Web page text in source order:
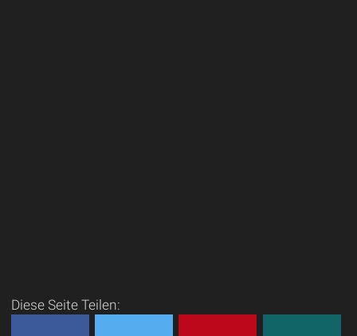
Diese Seite Teilen: